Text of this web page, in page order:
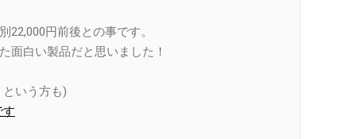
円前後との事です。
面白い製品だと思いました！
いう方も)
す